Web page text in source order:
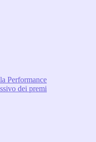
Performance
dei premi